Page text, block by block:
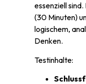
essenziell
(30 Minuten)
logischem,
Denken.
Testinhalte: